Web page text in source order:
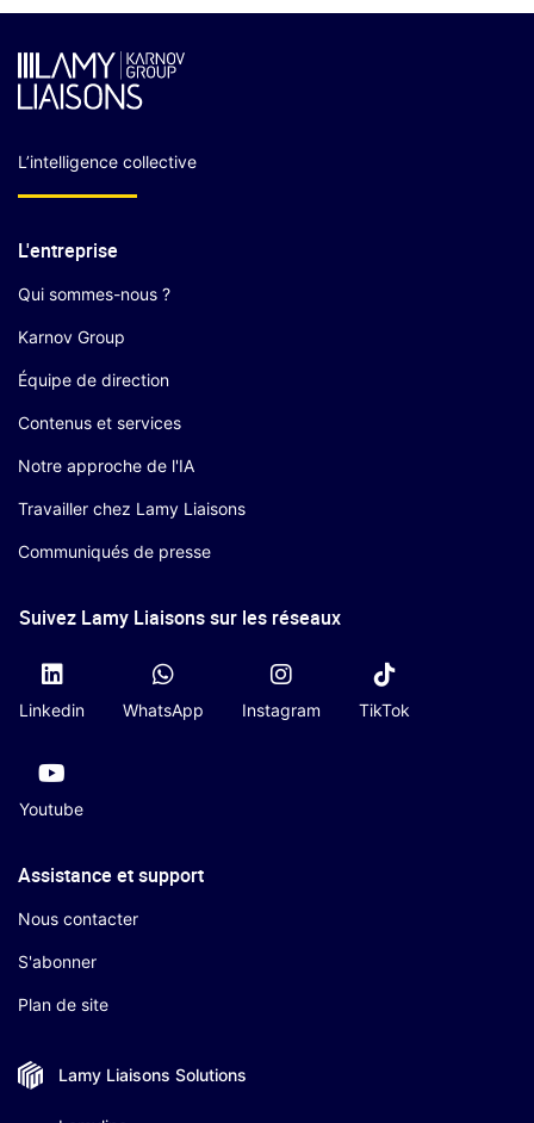
L’intelligence collective
L'entreprise
Qui sommes-nous ?
Karnov Group
Équipe de direction
Contenus et services
Notre approche de l'IA
Travailler chez Lamy Liaisons
Communiqués de presse
Suivez Lamy Liaisons sur les réseaux
Linkedin WhatsApp Instagram TikTok
Youtube
Assistance et support
Nous contacter
S'abonner
Plan de site
Lamy Liaisons Solutions